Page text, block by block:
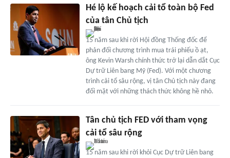
Hé lộ kế hoạch cải tổ toàn bộ Fed
của tân Chủ tịch
15 năm sau khi rời Hội đồng Thống đốc để
phản đối chương trình mua trái phiếu ồ ạt,
ông Kevin Warsh chính thức trở lại dẫn dắt Cục
Dự trữ Liên bang Mỹ (Fed). Với một chương
trình cải tổ sâu rộng, vị tân Chủ tịch này đang
đối mặt với những thách thức không hề nhỏ.
Tân chủ tịch FED với tham vọng
cải tổ sâu rộng
15 năm sau khi rời khỏi Cục Dự trữ Liên bang